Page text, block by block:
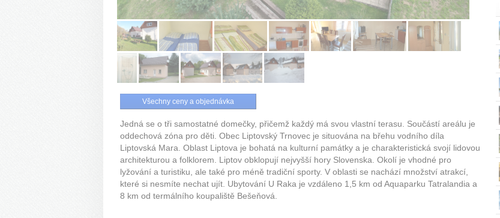
Všechny ceny a objednávka
Jedná se o tři samostatné domečky, přičemž každý má svou vlastní terasu. Součástí areálu je
oddechová zóna pro děti. Obec Liptovský Trnovec je situována na břehu vodního díla
Liptovská Mara. Oblast Liptova je bohatá na kulturní památky a je charakteristická svojí lidovou
architekturou a folklorem. Liptov obklopují nejvyšší hory Slovenska. Okolí je vhodné pro
lyžování a turistiku, ale také pro méně tradiční sporty. V oblasti se nachází množství atrakcí,
které si nesmíte nechat ujít. Ubytování U Raka je vzdáleno 1,5 km od Aquaparku Tatralandia a
8 km od termálního koupaliště Bešeňová.